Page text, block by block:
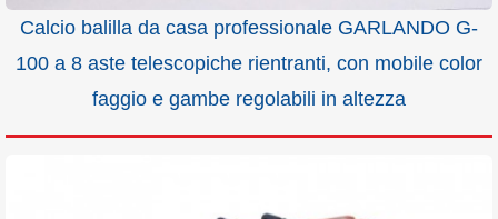
Calcio balilla da casa professionale GARLANDO G-
100 a 8 aste telescopiche rientranti, con mobile color
faggio e gambe regolabili in altezza